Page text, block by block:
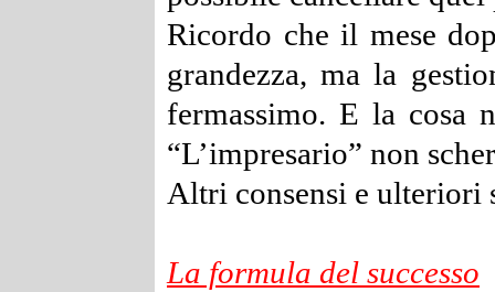
Ricordo che il mese
grandezza, ma la
fermassimo. E la cosa
“L’impresario” non
Altri consensi e ulteriori
La formula del successo